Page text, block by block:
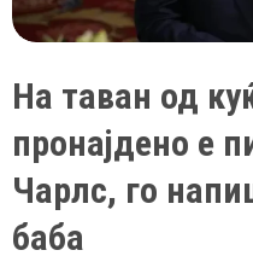
На таван од
пронајдено е
Чарлс, го
баба